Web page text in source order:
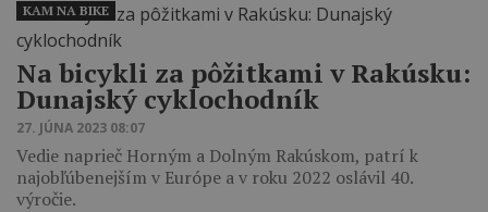
Na bicykli za pôžitkami v Rakúsku:
Dunajský cyklochodník
27. JÚNA 2023 08:07
Vedie naprieč Horným a Dolným Rakúskom, patrí k
najobľúbenejším v Európe a v roku 2022 oslávil 40.
výročie.
KAM NA BIKE